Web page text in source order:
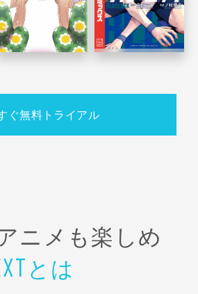
ぐ無料トライアル
ニメも楽しめ
とは